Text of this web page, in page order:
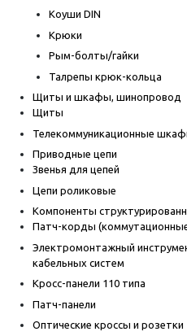
Коуши DIN
Крюки
Рым-болты/гайки
Талрепы крюк-кольца
Щиты и шкафы, шинопровод
Щиты
Телекоммуникационные
Приводные цепи
Звенья для цепей
Цепи роликовые
Компоненты
Патч-корды
Электромонтажный
кабельных систем
Кросс-панели 110 типа
Патч-панели
Оптические кроссы и розетки